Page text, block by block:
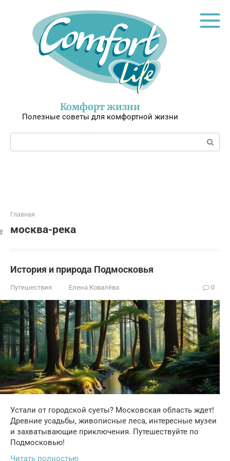
Комфорт жизни
Полезные советы для комфортной жизни
Поиск:
Главная
москва-река
История и природа Подмосковья
Путешествия Елена Ковалёва 0
Устали от городской суеты? Московская область ждет!
Древние усадьбы, живописные леса, интересные музеи
и захватывающие приключения. Путешествуйте по
Подмосковью!
Читать полностью